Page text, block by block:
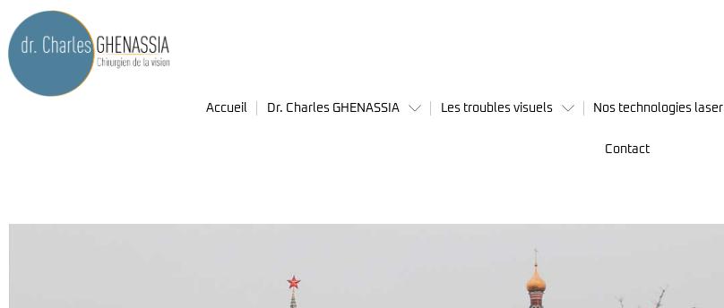
Accueil Dr. Charles GHENASSIA Les troubles visuels Nos technologies laser
Contact